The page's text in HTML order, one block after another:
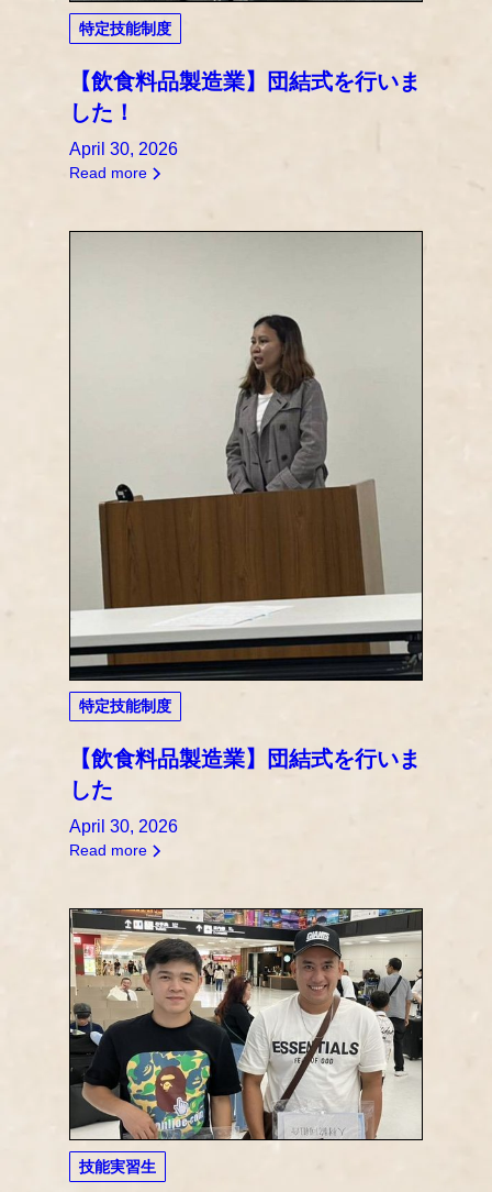
特定技能制度
【飲食料品製造業】団結式を行いま
した！
April 30, 2026
Read more
特定技能制度
【飲食料品製造業】団結式を行いま
した
April 30, 2026
Read more
技能実習生